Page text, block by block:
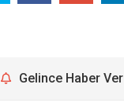
Gelince Haber Ver